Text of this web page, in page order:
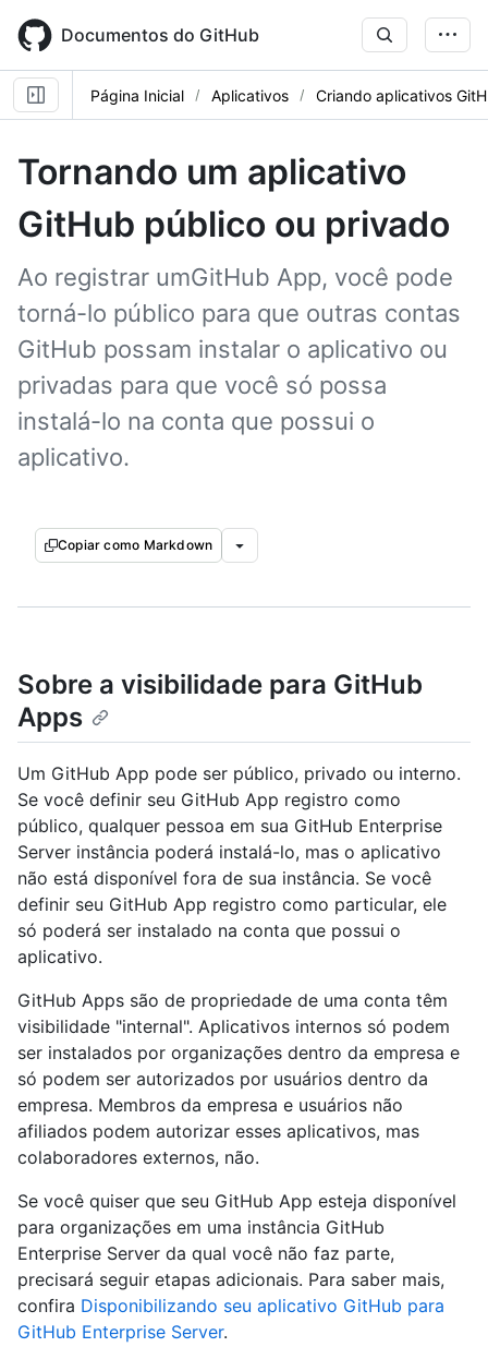
main
content
Documentos do GitHub
Página Inicial Aplicativos Criando aplicativos
Tornando um aplicativo
GitHub público ou privado
Ao registrar umGitHub App, você pode
torná-lo público para que outras contas
GitHub possam instalar o aplicativo ou
privadas para que você só possa
instalá-lo na conta que possui o
aplicativo.
Copiar como Markdown
Sobre a visibilidade para GitHub
Apps
Um GitHub App pode ser público, privado ou interno.
Se você definir seu GitHub App registro como
público, qualquer pessoa em sua GitHub Enterprise
Server instância poderá instalá-lo, mas o aplicativo
não está disponível fora de sua instância. Se você
definir seu GitHub App registro como particular, ele
só poderá ser instalado na conta que possui o
aplicativo.
GitHub Apps são de propriedade de uma conta têm
visibilidade "internal". Aplicativos internos só podem
ser instalados por organizações dentro da empresa e
só podem ser autorizados por usuários dentro da
empresa. Membros da empresa e usuários não
afiliados podem autorizar esses aplicativos, mas
colaboradores externos, não.
Se você quiser que seu GitHub App esteja disponível
para organizações em uma instância GitHub
Enterprise Server da qual você não faz parte,
precisará seguir etapas adicionais. Para saber mais,
confira Disponibilizando seu aplicativo GitHub para
GitHub Enterprise Server.